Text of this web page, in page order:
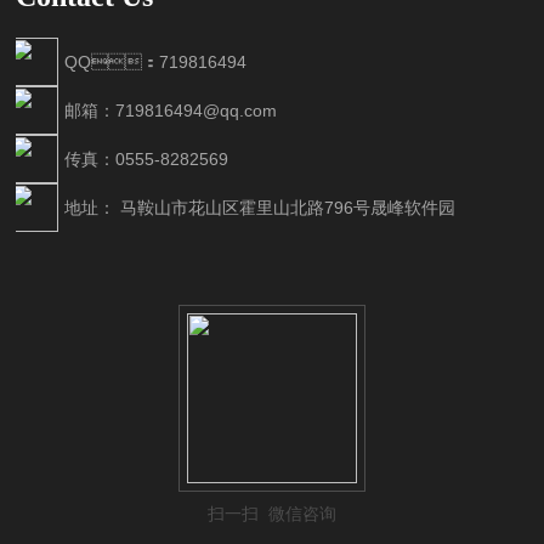
QQ：719816494
邮箱：719816494@qq.com
传真：0555-8282569
地址： 马鞍山市花山区霍里山北路796号晟峰软件园
扫一扫 微信咨询